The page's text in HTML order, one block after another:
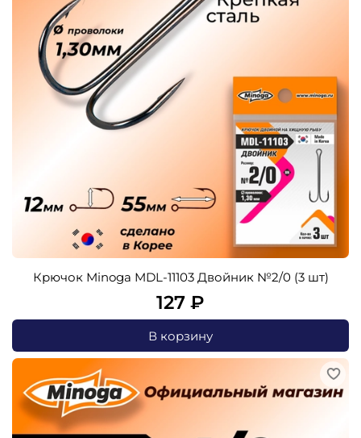
Крючок Minoga MDL-11103 Двойник №2/0 (3 шт)
127 ₽
В корзину